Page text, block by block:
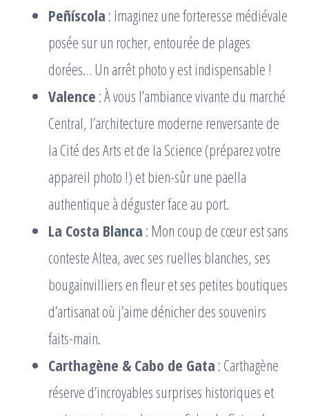
Peñíscola : Imaginez une forteresse médiévale
posée sur un rocher, entourée de plages
dorées… Un arrêt photo y est indispensable !
Valence : À vous l’ambiance vivante du marché
Central, l’architecture moderne renversante de
la Cité des Arts et de la Science (préparez votre
appareil photo !) et bien-sûr une paella
authentique à déguster face au port.
La Costa Blanca : Mon coup de cœur est sans
conteste Altea, avec ses ruelles blanches, ses
bougainvilliers en fleur et ses petites boutiques
d’artisanat où j’aime dénicher des souvenirs
faits-main.
Carthagène & Cabo de Gata : Carthagène
réserve d’incroyables surprises historiques et